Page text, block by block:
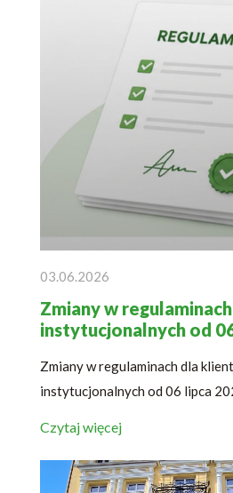
03.06.2026
Zmiany w
instytucjonalnych od
Zmiany w regulaminach dla
instytucjonalnych od 06 lipca
Czytaj więcej